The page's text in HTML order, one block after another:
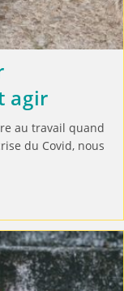
agir
au travail quand
du Covid, nous